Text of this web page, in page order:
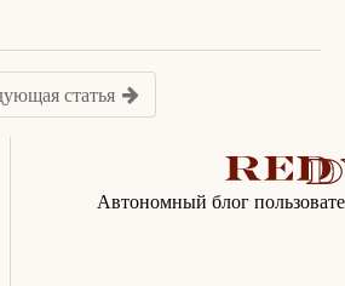
статья
Автономный блог